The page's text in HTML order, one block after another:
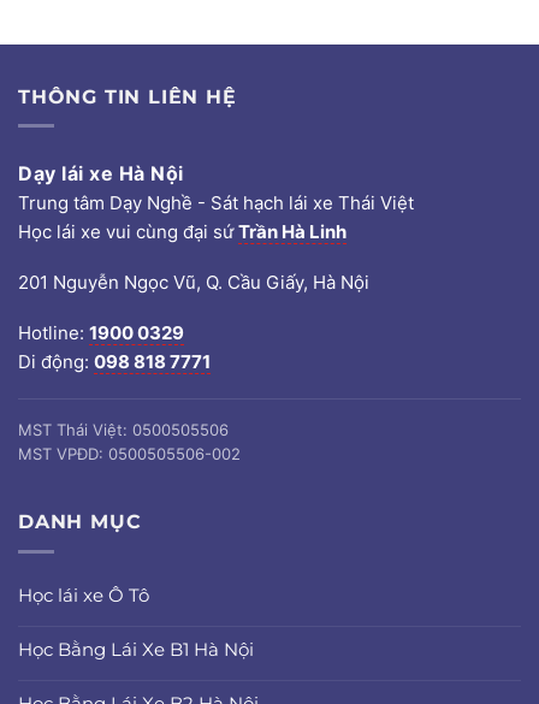
THÔNG TIN LIÊN HỆ
Dạy lái xe Hà Nội
Trung tâm Dạy Nghề - Sát hạch lái xe Thái Việt
Học lái xe vui cùng đại sứTrần Hà Linh
201 Nguyễn Ngọc Vũ, Q. Cầu Giấy, Hà Nội
Hotline: 1900 0329
Di động: 098 818 7771
MST Thái Việt: 0500505506
MST VPĐD: 0500505506-002
DANH MỤC
Học lái xe Ô Tô
Học Bằng Lái Xe B1 Hà Nội